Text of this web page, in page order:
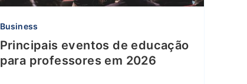
Business
Principais eventos de educação
para professores em 2026